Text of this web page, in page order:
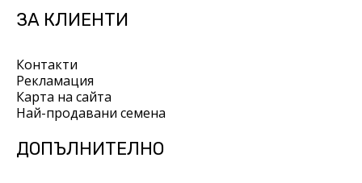
ЗА КЛИЕНТИ
Контакти
Рекламация
Карта на сайта
Най-продавани семена
ДОПЪЛНИТЕЛНО